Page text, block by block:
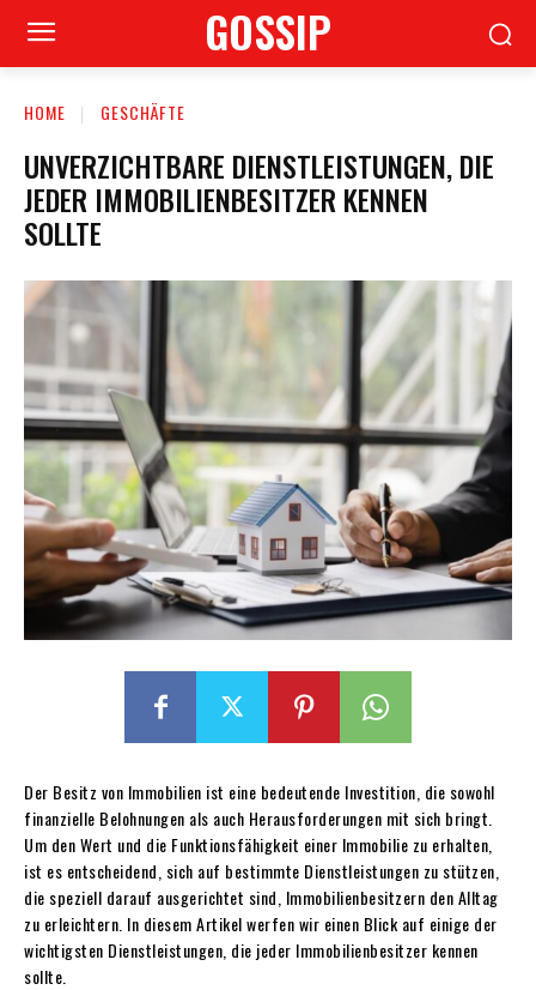
GOSSIP
HOME GESCHÄFTE
UNVERZICHTBARE DIENSTLEISTUNGEN, DIE
JEDER IMMOBILIENBESITZER KENNEN
SOLLTE
Der Besitz von Immobilien ist eine bedeutende Investition, die sowohl
finanzielle Belohnungen als auch Herausforderungen mit sich bringt.
Um den Wert und die Funktionsfähigkeit einer Immobilie zu erhalten,
ist es entscheidend, sich auf bestimmte Dienstleistungen zu stützen,
die speziell darauf ausgerichtet sind, Immobilienbesitzern den Alltag
zu erleichtern. In diesem Artikel werfen wir einen Blick auf einige der
wichtigsten Dienstleistungen, die jeder Immobilienbesitzer kennen
sollte.